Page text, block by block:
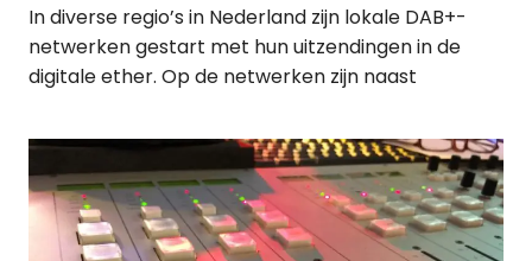
In diverse regio’s in Nederland zijn lokale DAB+-
netwerken gestart met hun uitzendingen in de
digitale ether. Op de netwerken zijn naast